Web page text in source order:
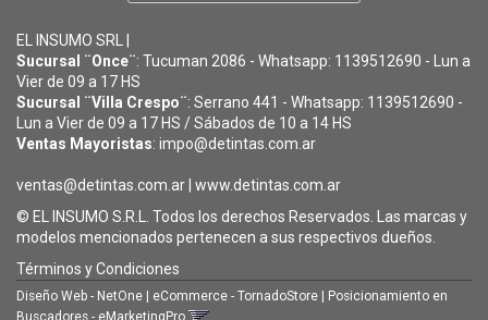
EL INSUMO SRL |
Sucursal ¨Once¨: Tucuman 2086 - Whatsapp: 1139512690 - Lun a
Vier de 09 a 17 HS
Sucursal ¨Villa Crespo¨: Serrano 441 - Whatsapp: 1139512690 -
Lun a Vier de 09 a 17 HS / Sábados de 10 a 14 HS
Ventas Mayoristas: impo@detintas.com.ar
ventas@detintas.com.ar www.detintas.com.ar
© EL INSUMO S.R.L. Todos los derechos Reservados. Las marcas y
modelos mencionados pertenecen a sus respectivos dueños.
Términos y Condiciones
Diseño Web - NetOne eCommerce - TornadoStore
Posicionamiento en
Buscadores - eMarketingPro